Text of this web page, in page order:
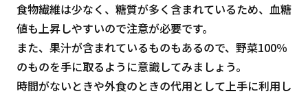
食物繊維は少なく、糖質が多く含まれているため、血糖
値も上昇しやすいので注意が必要です。
また、果汁が含まれているものもあるので、野菜100％
のものを手に取るように意識してみましょう。
時間がないときや外食のときの代用として上手に利用し